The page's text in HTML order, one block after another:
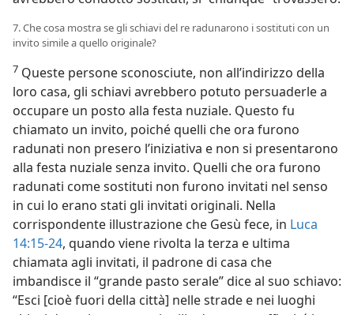
7. Che cosa mostra se gli schiavi del re radunarono i sostituti con un
invito simile a quello originale?
7 Queste persone sconosciute, non all’indirizzo della
loro casa, gli schiavi avrebbero potuto persuaderle a
occupare un posto alla festa nuziale. Questo fu
chiamato un invito, poiché quelli che ora furono
radunati non presero l’iniziativa e non si presentarono
alla festa nuziale senza invito. Quelli che ora furono
radunati come sostituti non furono invitati nel senso
in cui lo erano stati gli invitati originali. Nella
corrispondente illustrazione che Gesù fece, in Luca
14:15-24, quando viene rivolta la terza e ultima
chiamata agli invitati, il padrone di casa che
imbandisce il “grande pasto serale” dice al suo schiavo:
“Esci [cioè fuori della città] nelle strade e nei luoghi